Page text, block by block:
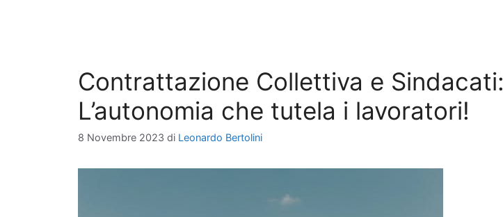
Contrattazione Collettiva e Sindacati:
L’autonomia che tutela i lavoratori!
8 Novembre 2023 di Leonardo Bertolini